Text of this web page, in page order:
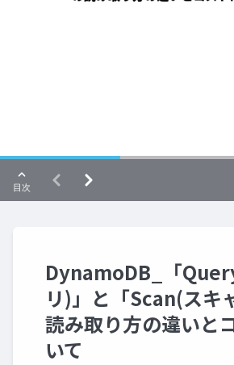
DynamoDB_「
リ)」と「Scan(スキ
読み取り方の違いと
いて